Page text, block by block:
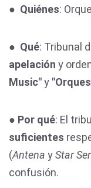
● Quiénes:
● Qué: Tribunal
apelación y
Music"y
● Por qué: El
suficientes
(Antena yStar
confusión.